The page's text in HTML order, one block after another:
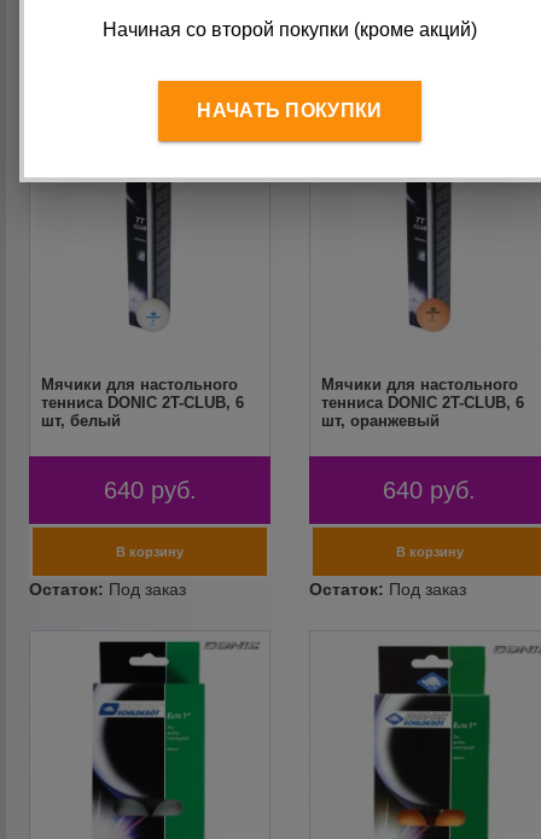
Мячики для настольного
тенниса DONIC 2T-CLUB, 6
шт, белый
640 руб.
Мячики для настольного
тенниса DONIC 2T-CLUB, 6
шт, оранжевый
640 руб.
Начиная со второй покупки (кроме акций)
НАЧАТЬ ПОКУПКИ